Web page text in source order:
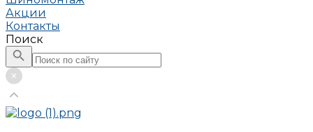
Акции
Контакты
Поиск